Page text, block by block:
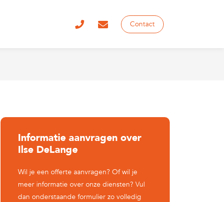
Contact
Informatie aanvragen over
Ilse DeLange
Wil je een offerte aanvragen? Of wil je
meer informatie over onze diensten? Vul
dan onderstaande formulier zo volledig